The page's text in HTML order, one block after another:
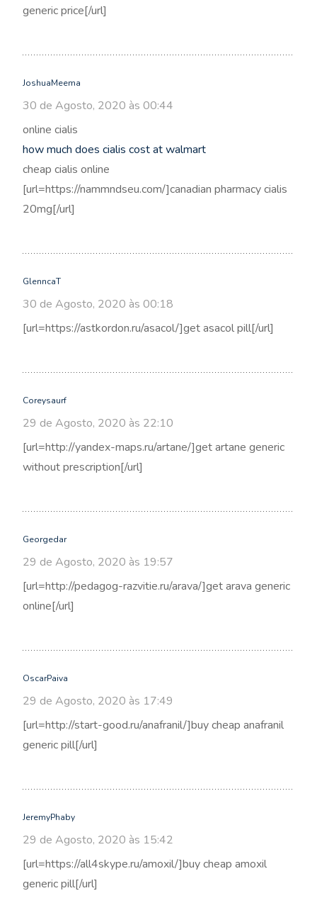
generic price[/url]
JoshuaMeema
30 de Agosto, 2020 às 00:44
online cialis
how much does cialis cost at walmart
cheap cialis online
[url=https://nammndseu.com/]canadian pharmacy cialis
20mg[/url]
GlenncaT
30 de Agosto, 2020 às 00:18
[url=https://astkordon.ru/asacol/]get asacol pill[/url]
Coreysaurf
29 de Agosto, 2020 às 22:10
[url=http://yandex-maps.ru/artane/]get artane generic
without prescription[/url]
Georgedar
29 de Agosto, 2020 às 19:57
[url=http://pedagog-razvitie.ru/arava/]get arava generic
online[/url]
OscarPaiva
29 de Agosto, 2020 às 17:49
[url=http://start-good.ru/anafranil/]buy cheap anafranil
generic pill[/url]
JeremyPhaby
29 de Agosto, 2020 às 15:42
[url=https://all4skype.ru/amoxil/]buy cheap amoxil
generic pill[/url]